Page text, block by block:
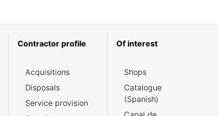
Contractor profile
Acquisitions
Disposals
Service provision
Of interest
Shops
Catalogue
(Spanish)